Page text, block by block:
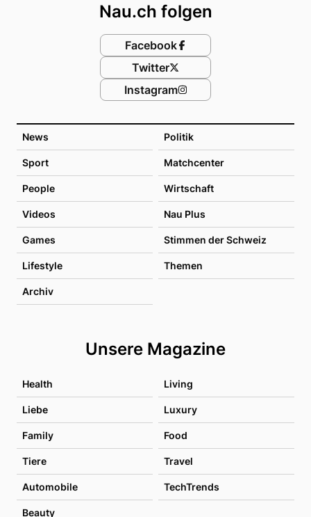
News Politik
Sport Matchcenter
People Wirtschaft
Videos Nau Plus
Games Stimmen der Schweiz
Lifestyle Themen
Archiv
Unsere Magazine
Health Living
Liebe Luxury
Family Food
Tiere Travel
Automobile TechTrends
Beauty
Nau.ch folgen
Facebook
Twitter
Instagram